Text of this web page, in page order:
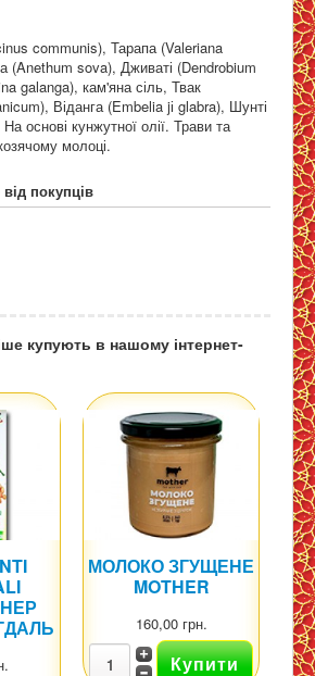
communis), Тарапа (Valeriana
sova), Дживаті (Dendrobium
galanga), кам'яна сіль, Твак
Віданга (Embelia jі glabra), Шунті
основі кунжутної олії. Трави та
молоці.
покупців
купують в нашому інтернет-
МОЛОКО ЗГУЩЕНЕ
MOTHER
160,00 грн.